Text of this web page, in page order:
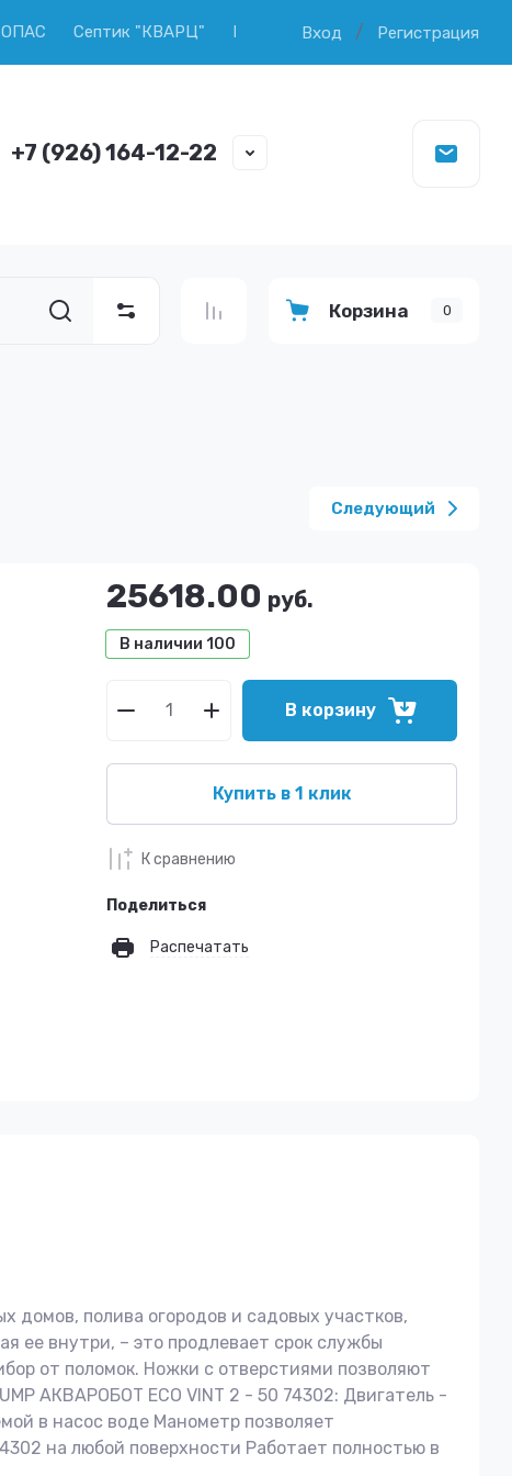
Септик "КВАРЦ" Продажа колец ЖБИ Копка и
Вход / Регистрация
+7 (926) 164-12-22
Корзина 0
Следующий
В наличии 100
25618.00 руб.
В корзину
Купить в 1 клик
К сравнению
Поделиться
Распечатать
полива огородов и садовых участков,
ее внутри, – это продлевает срок службы
от поломок. Ножки с отверстиями позволяют
АКВАРОБОТ ECO VINT 2 - 50 74302: Двигатель -
в насос воде Манометр позволяет
на любой поверхности Работает полностью в